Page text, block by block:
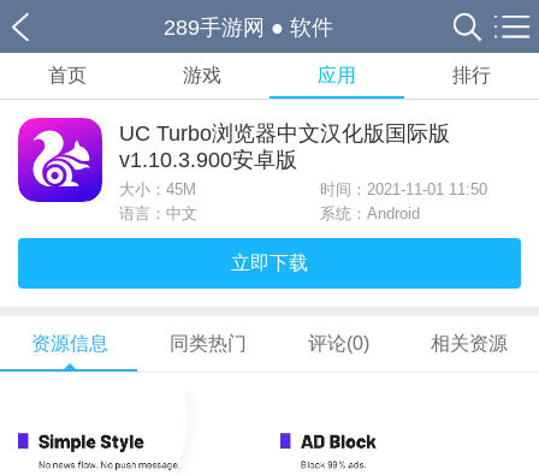
289手游网 ● 软件
首页 游戏 应用 排行
UC Turbo浏览器中文汉化版国际版
v1.10.3.900安卓版
大小： 45M
时间：2021-11-01 11:50
语言：中文
系统：Android
立即下载
资源信息 同类热门 评论(0) 相关资源